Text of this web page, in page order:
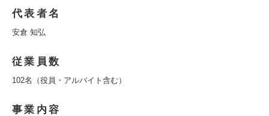
代表者名
安倉 知弘
従業員数
102名（役員・アルバイト含む）
事業内容